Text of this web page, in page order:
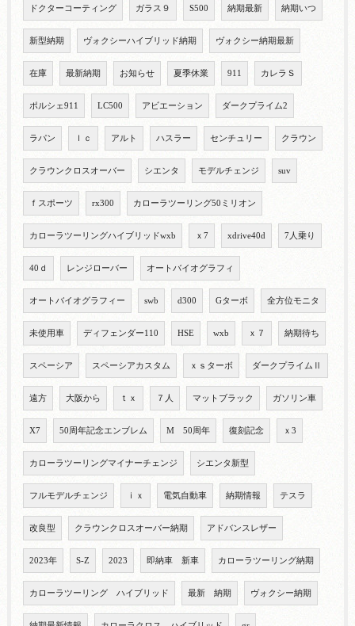
ドクターコーティング ガラス９ S500 納期最新 納期いつ
新型納期 ヴォクシーハイブリッド納期 ヴォクシー納期最新
在庫 最新納期 お知らせ 夏季休業 911 カレラＳ
ポルシェ911 LC500 アビエーション ダークプライム2
ラパン ｌｃ アルト ハスラー センチュリー クラウン
クラウンクロスオーバー シエンタ モデルチェンジ suv
ｆスポーツ rx300 カローラツーリング50ミリオン
カローラツーリングハイブリッドwxb ｘ7 xdrive40d 7人乗り
40ｄ レンジローバー オートバイオグラフィ
オートバイオグラフィー swb d300 Gターボ 全方位モニタ
未使用車 ディフェンダー110 HSE wxb ｘ７ 納期待ち
スペーシア スペーシアカスタム ｘｓターボ ダークプライムⅡ
遠方 大阪から ｔｘ ７人 マットブラック ガソリン車
X7 50周年記念エンブレム M 50周年 復刻記念 ｘ3
カローラツーリングマイナーチェンジ シエンタ新型
フルモデルチェンジ ｉｘ 電気自動車 納期情報 テスラ
改良型 クラウンクロスオーバー納期 アドバンスレザー
2023年 S-Z 2023 即納車 新車 カローラツーリング納期
カローラツーリング ハイブリッド 最新 納期 ヴォクシー納期